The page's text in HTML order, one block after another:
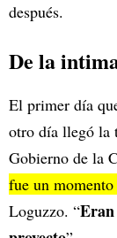
después.
De la
El primer día
otro día llegó la
Gobierno de la
fue un
Loguzzo. “